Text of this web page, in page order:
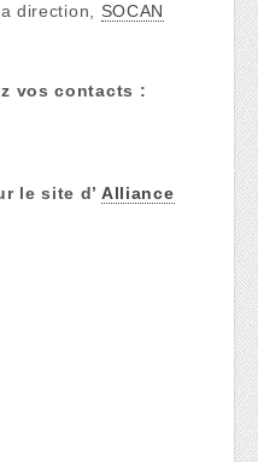
direction, SOCAN
vos contacts :
le site d’ Alliance